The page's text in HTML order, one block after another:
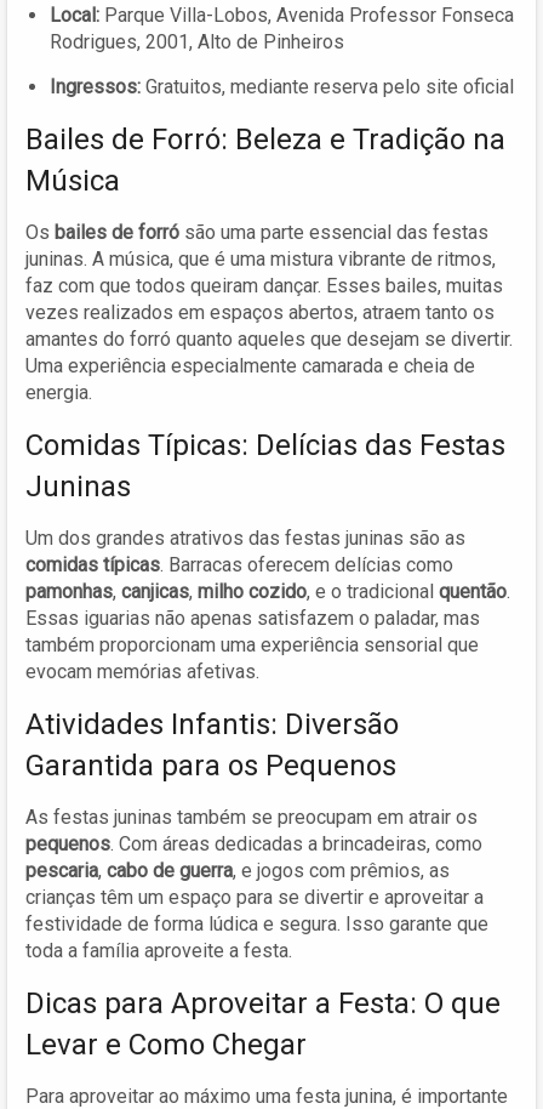
Local: Parque Villa-Lobos, Avenida Professor Fonseca
Rodrigues, 2001, Alto de Pinheiros
Ingressos: Gratuitos, mediante reserva pelo site oficial
Bailes de Forró: Beleza e Tradição na
Música
Os bailes de forró são uma parte essencial das festas
juninas. A música, que é uma mistura vibrante de ritmos,
faz com que todos queiram dançar. Esses bailes, muitas
vezes realizados em espaços abertos, atraem tanto os
amantes do forró quanto aqueles que desejam se divertir.
Uma experiência especialmente camarada e cheia de
energia.
Comidas Típicas: Delícias das Festas
Juninas
Um dos grandes atrativos das festas juninas são as
comidas típicas. Barracas oferecem delícias como
pamonhas, canjicas, milho cozido, e o tradicional quentão.
Essas iguarias não apenas satisfazem o paladar, mas
também proporcionam uma experiência sensorial que
evocam memórias afetivas.
Atividades Infantis: Diversão
Garantida para os Pequenos
As festas juninas também se preocupam em atrair os
pequenos. Com áreas dedicadas a brincadeiras, como
pescaria, cabo de guerra, e jogos com prêmios, as
crianças têm um espaço para se divertir e aproveitar a
festividade de forma lúdica e segura. Isso garante que
toda a família aproveite a festa.
Dicas para Aproveitar a Festa: O que
Levar e Como Chegar
Para aproveitar ao máximo uma festa junina, é importante